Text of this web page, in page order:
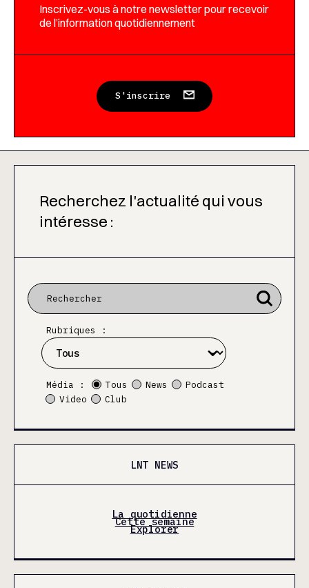
Inscrivez-vous à notre newsletter pour recevoir
de l’information quotidiennement
S'inscrire
Recherchez l'actualité qui vous
intéresse :
Rubriques :
Média : Tous News
Podcast
Video
Club
LNT NEWS
La quotidienne
Cette semaine
Explorer